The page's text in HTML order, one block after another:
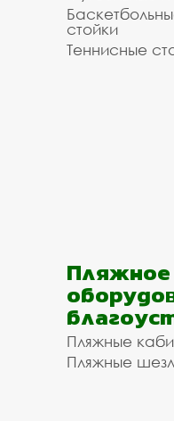
стойки
Теннисные
Пляжное
Пляжные
Пляжные